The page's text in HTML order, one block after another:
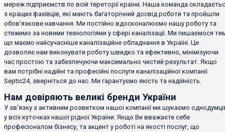
мереж підприємств по всій тереторії країни. Наша команда
з кращих фахівців, які мають багаторічний досвід роботи та пройшли
обов'язкове навчання. Ми постійно вдосконалюємо нашу роботу та
стежимо за новими технологіями у сфері каналізації. Ми пишаємося
що маємо найсучасніше каналізаційне обладнання в Україні. Це
дозволяє нам виконувати роботу швидко та ефективно, мінімізуючи
час простою та забезпечуючи максимально чистий результат. Якщо
вам потрібні надійні та професійні послуги каналізаційної компанії
Septic24, зверніться до нас. Ми гарантуємо якість та надійність.
Нам довіряють великі бренди України
У зв'язку з активним розвитком нашої компанії ми шукаємо
у всіх куточках нашої рідної України. Якщо Ви вважаєте себе
професіоналом бізнесу, та акцент у роботі на якості послуг, що